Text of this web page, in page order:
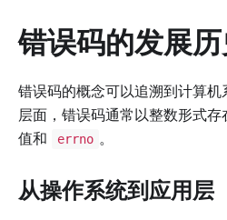
错误码的发展历
错误码的概念可以追溯到计算
层面，错误码通常以整数形式存
值和
errno 。
从操作系统到应用层